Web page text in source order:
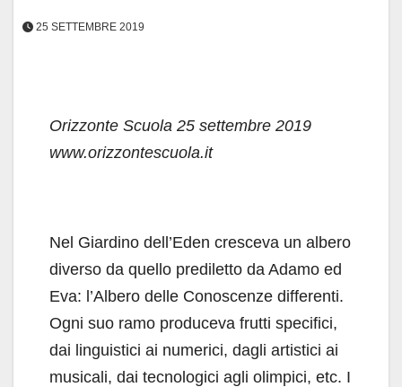
25 SETTEMBRE 2019
Orizzonte Scuola 25 settembre 2019
www.orizzontescuola.it
Nel Giardino dell’Eden cresceva un albero
diverso da quello prediletto da Adamo ed
Eva: l’Albero delle Conoscenze differenti.
Ogni suo ramo produceva frutti specifici,
dai linguistici ai numerici, dagli artistici ai
musicali, dai tecnologici agli olimpici, etc. I